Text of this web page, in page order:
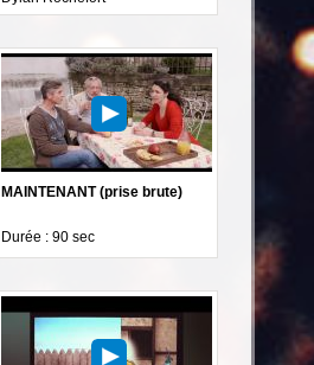
MAINTENANT (prise brute)
Durée : 90 sec